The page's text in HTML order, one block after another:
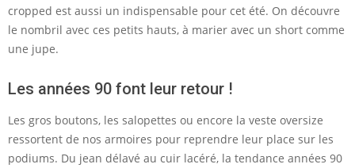
cropped est aussi un indispensable pour cet été. On découvre
le nombril avec ces petits hauts, à marier avec un short comme
une jupe.
Les années 90 font leur retour !
Les gros boutons, les salopettes ou encore la veste oversize
ressortent de nos armoires pour reprendre leur place sur les
podiums. Du jean délavé au cuir lacéré, la tendance années 90